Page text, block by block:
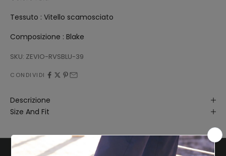
Tessuto : Vitello scamosciato
Composizione : Blake
SKU: ZEVIO-RVSBLU-39
CONDIVIDI
Descrizione
Size And Fit